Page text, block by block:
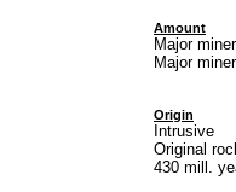
Amount
Major
Major
Origin
Intrusive
Original
430 mill.